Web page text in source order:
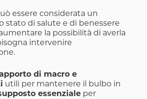
essere considerata un
stato di salute e di benessere
la possibilità di averla
intervenire
di macro e
utili per mantenere il bulbo in
essenziale per